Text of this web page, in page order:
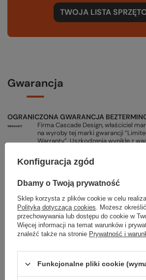
TWOJA LISTA
Gwarancja
OGRANICZONA GWARANCJA
Firma Cascade Design, właściciel
na wyroby tej marki gwarancji
Warranty”. Uszkodzenia wynikłe z
przypadku braku możliwości
wymieniony na nowy lub zostanie
powstałe w wyniku uszkodzeń
naprawione odpłatnie, o czym
poinformowany.
PODMIOT ODPOWIEDZIALNY ZA TEN
CASCADE DESIGNS LTD Więcej
Potrzebujesz pomocy? Masz
Konfiguracja zgód
Dbamy o Twoją prywatność
Sklep korzysta z plików cookie w celu
Polityką dotyczącą cookies. Możesz
przechowywania lub dostępu do cookie w
Więcej informacji na temat warunków i
znaleźć także na stronie Prywatność i
Funkcjonalne pliki cookie